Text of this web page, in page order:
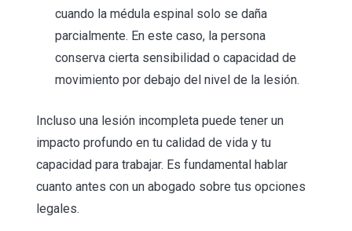
cuando la médula espinal solo se daña
parcialmente. En este caso, la persona
conserva cierta sensibilidad o capacidad de
movimiento por debajo del nivel de la lesión.
Incluso una lesión incompleta puede tener un
impacto profundo en tu calidad de vida y tu
capacidad para trabajar. Es fundamental hablar
cuanto antes con un abogado sobre tus opciones
legales.